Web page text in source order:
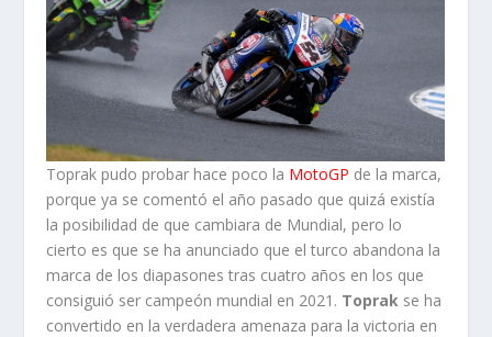
Toprak pudo probar hace poco la MotoGP de la marca,
porque ya se comentó el año pasado que quizá existía
la posibilidad de que cambiara de Mundial, pero lo
cierto es que se ha anunciado que el turco abandona la
marca de los diapasones tras cuatro años en los que
consiguió ser campeón mundial en 2021. Toprak se ha
convertido en la verdadera amenaza para la victoria en